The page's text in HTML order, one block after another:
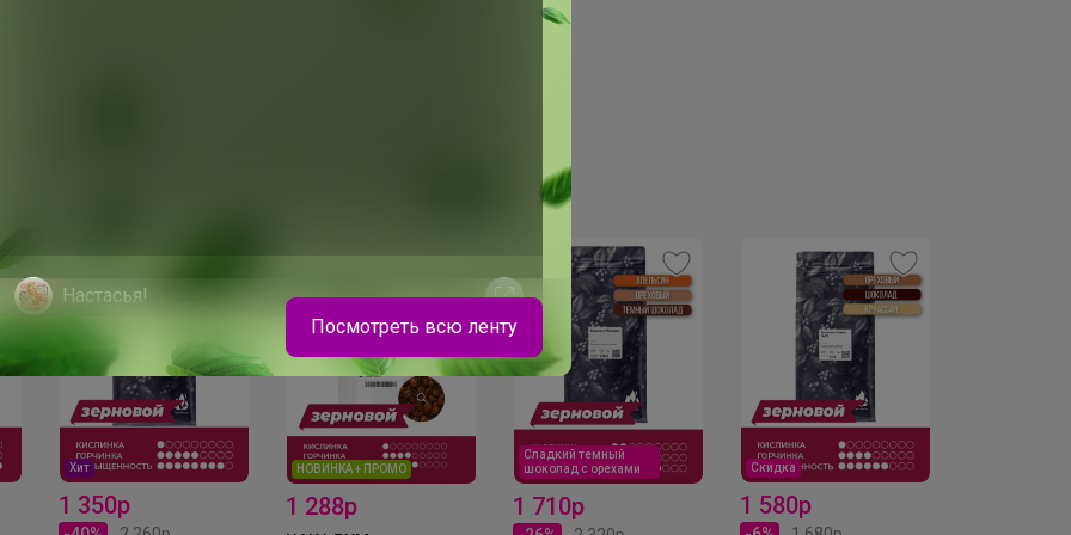
Хит
1 350р
НОВИНКА + ПРОМО
1 288р
Сладкий темный
шоколад с орехами
1 710р
Скидка
1 580р
Настасья!
Детская коллекция качественного и легкого
термобелья
Посмотреть всю ленту